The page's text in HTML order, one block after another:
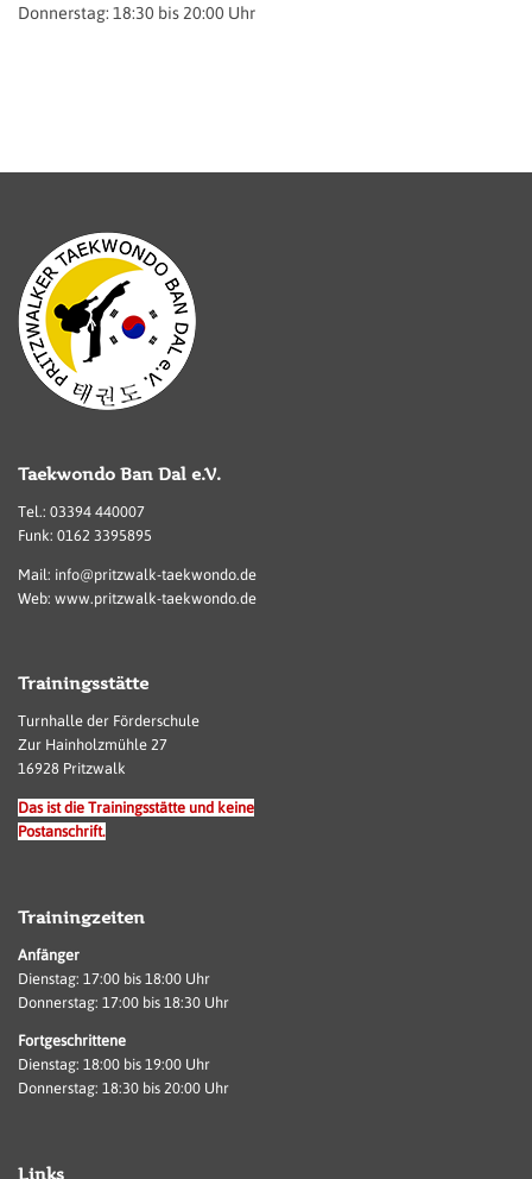
Donnerstag: 18:30 bis 20:00 Uhr
Taekwondo Ban Dal e.V.
Tel.: 03394 440007
Funk: 0162 3395895
Mail: info@pritzwalk-taekwondo.de
Web: www.pritzwalk-taekwondo.de
Trainingsstätte
Turnhalle der Förderschule
Zur Hainholzmühle 27
16928 Pritzwalk
Das ist die Trainingsstätte und keine
Postanschrift.
Trainingzeiten
Anfänger
Dienstag: 17:00 bis 18:00 Uhr
Donnerstag: 17:00 bis 18:30 Uhr
Fortgeschrittene
Dienstag: 18:00 bis 19:00 Uhr
Donnerstag: 18:30 bis 20:00 Uhr
Links